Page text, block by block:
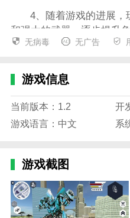
4、随着游戏的进展，
和强大的武器，逐步提升
的任务。
1、玩家可以通过简
速切换不同形态，以适应
2、游戏中有多个关卡
3、不同的变形形态有
家可以根据敌人的类型选
战斗力；
无病毒 无广告
游戏信息
当前版本：1.2
开
游戏语言：中文
系
游戏截图